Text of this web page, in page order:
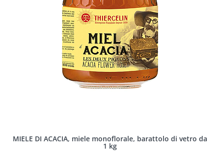
MIELE DI ACACIA, miele monoflorale, barattolo di vetro da
1 kg